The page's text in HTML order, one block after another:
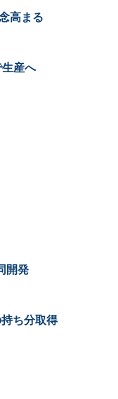
高まる
産へ
開発
ち分取得